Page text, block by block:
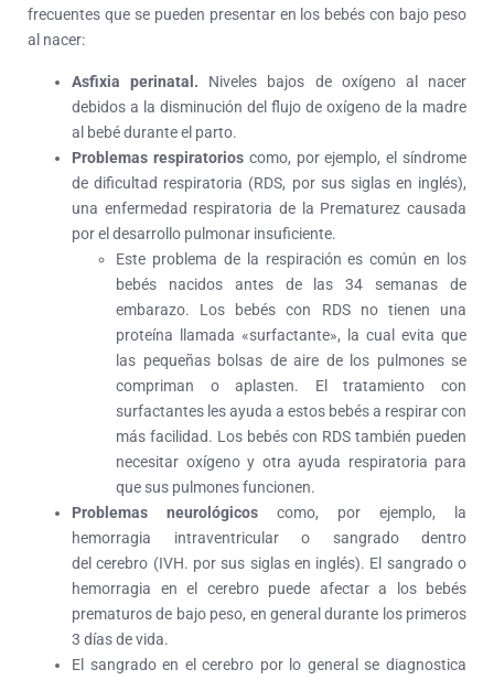
frecuentes que se pueden presentar en los bebés con bajo peso
al nacer:
Asfixia perinatal. Niveles bajos de oxígeno al nacer
debidos a la disminución del flujo de oxígeno de la madre
al bebé durante el parto.
Problemas respiratorioscomo, por ejemplo, el síndrome
de dificultad respiratoria (RDS, por sus siglas en inglés),
una enfermedad respiratoria de la Prematurez causada
por el desarrollo pulmonar insuficiente.
Este problema de la respiración es común en los
bebés nacidos antes de las 34 semanas de
embarazo. Los bebés con RDS no tienen una
proteína llamada «surfactante», la cual evita que
las pequeñas bolsas de aire de los pulmones se
compriman o aplasten. El tratamiento con
surfactantes les ayuda a estos bebés a respirar con
más facilidad. Los bebés con RDS también pueden
necesitar oxígeno y otra ayuda respiratoria para
que sus pulmones funcionen.
Problemas neurológicos como, por ejemplo, la
hemorragia intraventricular o sangrado dentro
delcerebro (IVH. por sus siglas en inglés). El sangrado o
hemorragia en el cerebro puede afectar a los bebés
prematuros de bajo peso, en general durante los primeros
3 días de vida.
El sangrado en el cerebro por lo general se diagnostica